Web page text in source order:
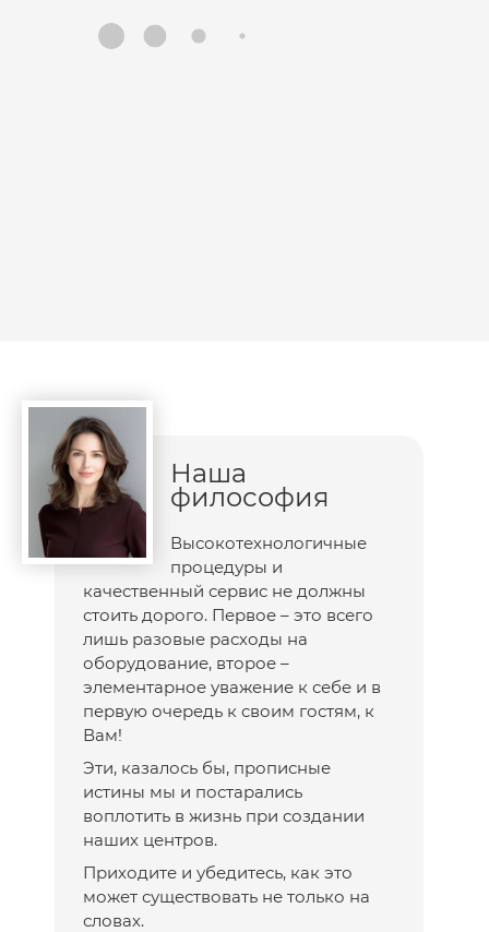
Наша
философия
Высокотехнологичные
процедуры и
качественный сервис не должны
стоить дорого. Первое – это всего
лишь разовые расходы на
оборудование, второе –
элементарное уважение к себе и в
первую очередь к своим гостям, к
Вам!
Эти, казалось бы, прописные
истины мы и постарались
воплотить в жизнь при создании
наших центров.
Приходите и убедитесь, как это
может существовать не только на
словах.